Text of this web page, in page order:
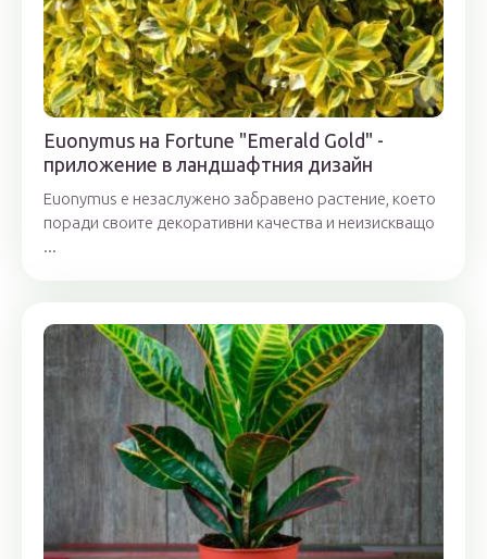
Euonymus на Fortune "Emerald Gold" -
приложение в ландшафтния дизайн
Euonymus е незаслужено забравено растение, което
поради своите декоративни качества и неизискващо
...